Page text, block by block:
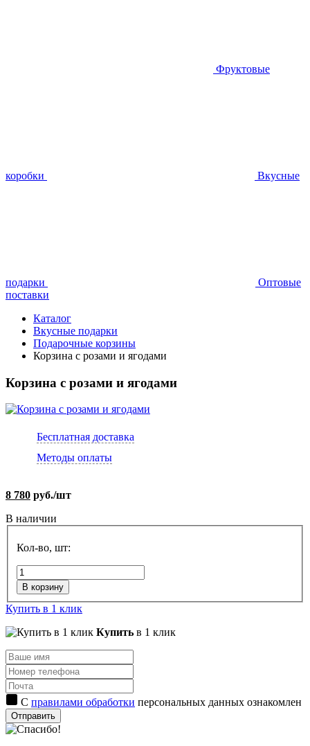
Фруктовые
коробки Вкусные
подарки
Оптовые
поставки
Каталог
Вкусные подарки
Подарочные корзины
Корзина с розами и ягодами
Корзина с розами и ягодами
Бесплатная доставка
Методы оплаты
8 780 руб./шт
В наличии
Кол-во, шт:
В корзину
Купить в 1 клик
Купить в 1 клик
С правилами обработки персональных данных ознакомлен
Отправить